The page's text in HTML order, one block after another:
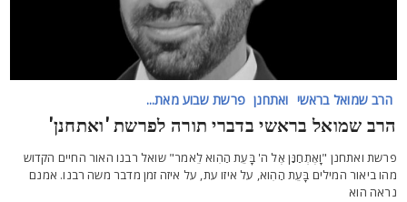
הרב שמואל בראשי ואתחנן פרשת שבוע מאת...
שמואל בראשי בדברי תורה לפרשת 'ואתחנן'
ואתחנן "וָאֶתְחַנַּן אֶל ה' בָּעֵת הַהִוא לֵאמֹר" שואל רבנו האור החיים הקדוש
ביאור המילים בָּעֵת הַהִוא, על איזו עת, על איזה זמן מדבר משה רבנו. אמנם
הוא